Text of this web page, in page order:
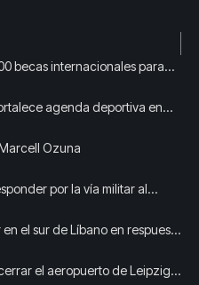
becas internacionales para
agenda deportiva en
Ozuna
por la vía militar al
el sur de Líbano en respuesta
el aeropuerto de Leipzig: